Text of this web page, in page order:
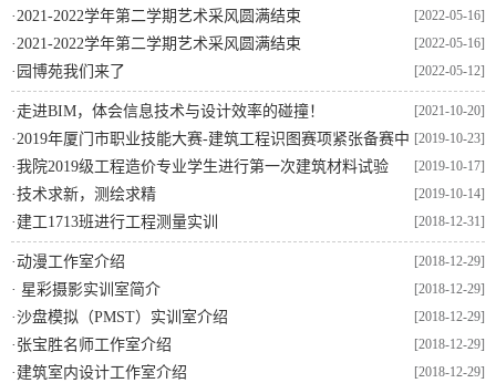
[2022-05-16]
·2021-2022学年第二学期艺术采风圆满结束
[2022-05-16]
·2021-2022学年第二学期艺术采风圆满结束
[2022-05-12]
· 园博苑我们来了
[2021-10-20]
·走进BIM，体会信息技术与设计效率的碰撞！
[2019-10-23]
·2019年厦门市职业技能大赛-建筑工程识图赛项紧张备赛中
[2019-10-17]
·我院2019级工程造价专业学生进行第一次建筑材料试验
[2019-10-14]
·技术求新，测绘求精
[2018-12-31]
· 建工1713班进行工程测量实训
[2018-12-29]
·动漫工作室介绍
[2018-12-29]
· 星彩摄影实训室简介
[2018-12-29]
·沙盘模拟（PMST）实训室介绍
[2018-12-29]
· 张宝胜名师工作室介绍
[2018-12-29]
· 建筑室内设计工作室介绍